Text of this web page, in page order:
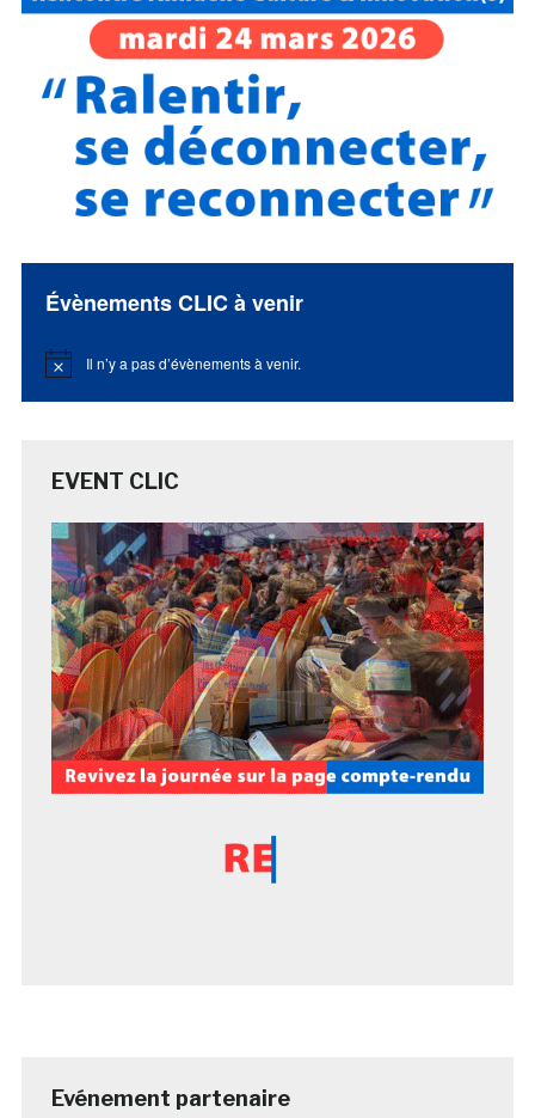
Évènements CLIC à venir
Notice Il n’y a pas d’évènements à venir.
EVENT CLIC
Evénement partenaire